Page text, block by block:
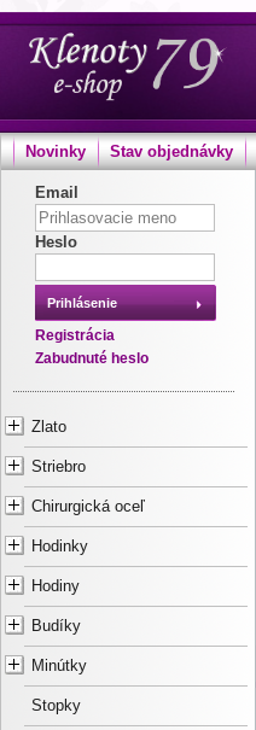
Novinky Stav objednávky
Email
Heslo
Prihlásenie
Registrácia
Zabudnuté heslo
Zlato
Striebro
Chirurgická oceľ
Hodinky
Hodiny
Budíky
Minútky
Stopky